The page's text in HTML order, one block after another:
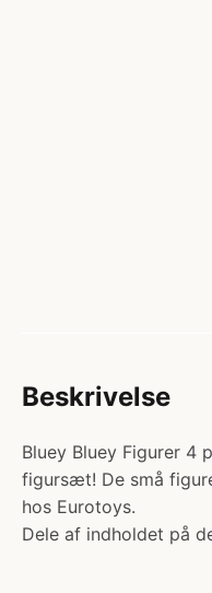
Beskrivelse
Bluey Bluey Figurer 4
figursæt! De små
hos Eurotoys.
Dele af indholdet på